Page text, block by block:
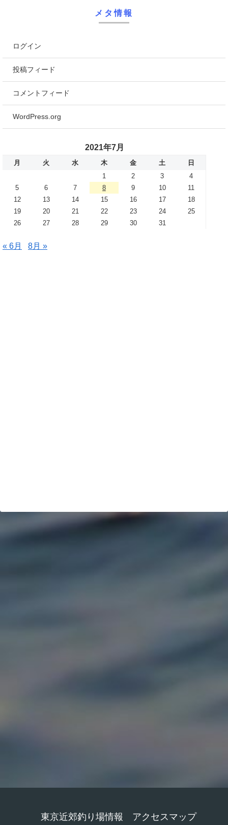
メタ情報
ログイン
投稿フィード
コメントフィード
WordPress.org
2021年7月
月 火 水 木 金 土
日
1
2 3
4
5
6 7 8 9 10
11
12
13 14 15 16 17
18
19
20 21 22 23 24
25
26
27 28 29 30 31
« 6月 8月 »
東京近郊釣り場情報 アクセスマップ